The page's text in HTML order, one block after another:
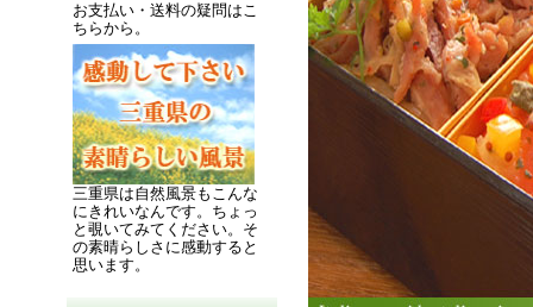
お支払い・送料の疑問はこ
ちらから。
三重県は自然風景もこんな
にきれいなんです。 ちょっ
と覗いてみてください。 そ
の素晴らしさに感動すると
思います。